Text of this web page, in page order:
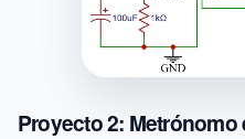
Proyecto 2: